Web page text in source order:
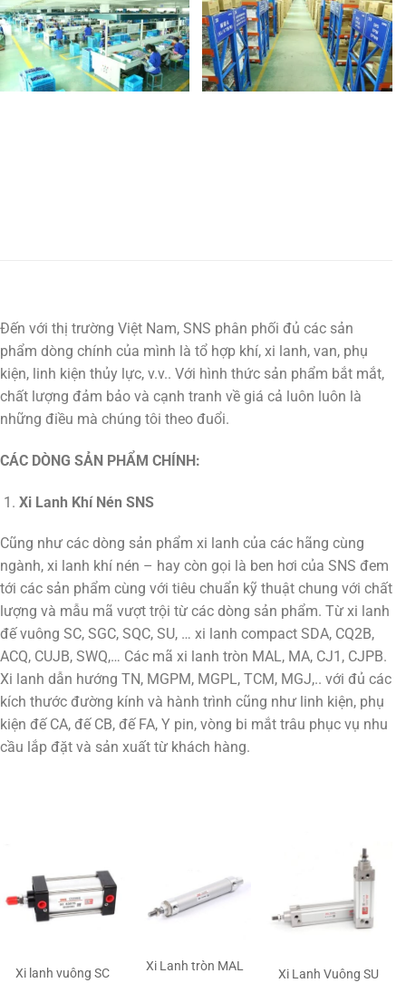
Đến với thị trường Việt Nam, SNS phân phối đủ các sản
phẩm dòng chính của mình là tổ hợp khí, xi lanh, van, phụ
kiện, linh kiện thủy lực, v.v.. Với hình thức sản phẩm bắt mắt,
chất lượng đảm bảo và cạnh tranh về giá cả luôn luôn là
những điều mà chúng tôi theo đuổi.
CÁC DÒNG SẢN PHẨM CHÍNH:
Xi Lanh Khí Nén SNS
Cũng như các dòng sản phẩm xi lanh của các hãng cùng
ngành, xi lanh khí nén – hay còn gọi là ben hơi của SNS đem
tới các sản phẩm cùng với tiêu chuẩn kỹ thuật chung với chất
lượng và mẫu mã vượt trội từ các dòng sản phẩm. Từ xi lanh
đế vuông SC, SGC, SQC, SU, … xi lanh compact SDA, CQ2B,
ACQ, CUJB, SWQ,… Các mã xi lanh tròn MAL, MA, CJ1, CJPB.
Xi lanh dẫn hướng TN, MGPM, MGPL, TCM, MGJ,.. với đủ các
kích thước đường kính và hành trình cũng như linh kiện, phụ
kiện đế CA, đế CB, đế FA, Y pin, vòng bi mắt trâu phục vụ nhu
cầu lắp đặt và sản xuất từ khách hàng.
Xi lanh vuông SC Xi Lanh tròn MAL
Xi Lanh Vuông SU